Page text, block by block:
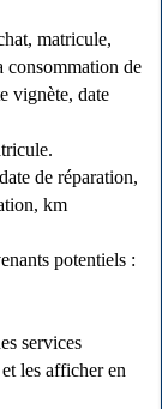
matricule,
consommation de
vignète, date
de réparation,
km
potentiels :
services
les afficher en